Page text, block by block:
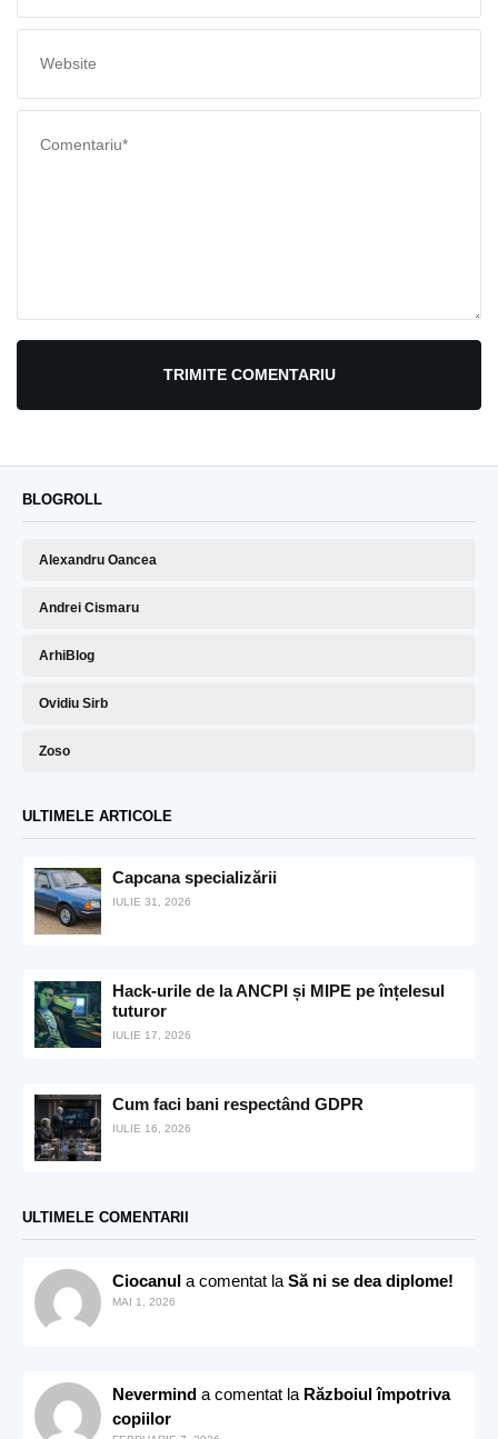
TRIMITE COMENTARIU
BLOGROLL
Alexandru Oancea
Andrei Cismaru
ArhiBlog
Ovidiu Sirb
Zoso
ULTIMELE ARTICOLE
Capcana specializării
IULIE 31, 2026
Hack-urile de la ANCPI și MIPE pe înțelesul
tuturor
IULIE 17, 2026
Cum faci bani respectând GDPR
IULIE 16, 2026
ULTIMELE COMENTARII
Ciocanul a comentat la Să ni se dea diplome!
MAI 1, 2026
Nevermind a comentat la Războiul împotriva
copiilor